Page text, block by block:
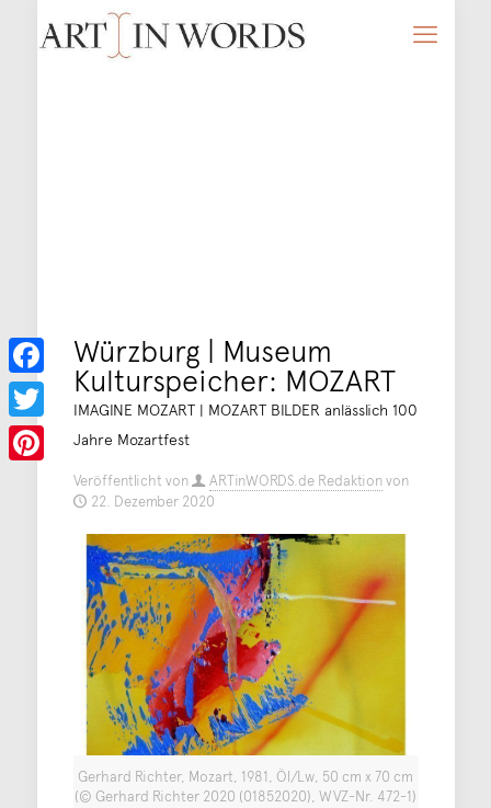
Würzburg | Museum
Kulturspeicher: MOZART
IMAGINE MOZART | MOZART BILDER anlässlich 100
Jahre Mozartfest
Veröffentlicht von ARTinWORDS.de Redaktionvon
22. Dezember 2020
Gerhard Richter, Mozart, 1981, Öl/Lw, 50 cm x 70 cm
(© Gerhard Richter 2020 (01852020), WVZ-Nr. 472-1)
Facebook
Twitter